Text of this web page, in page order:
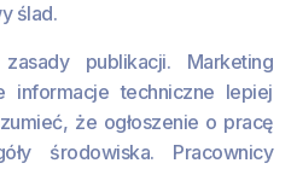
ślad.
publikacji. Marketing
informacje techniczne lepiej
że ogłoszenie o pracę
środowiska. Pracownicy